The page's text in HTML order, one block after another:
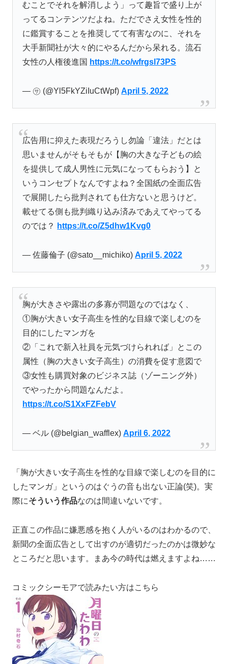
むことでそれを解消しよう」って趣旨で盛り上が
ってるコンテンツだよね。ただでさえ女性を性的
に鑑賞することを推奨してて有害なのに、それを
大手新聞社が大々的にやるんだから呆れる。流石
女性の人権後進国 https://t.co/wfrgsl73PS
— ㋚ (@Yl5FkYZiIuCtWpf)April 5, 2022
広告用に抑えた表現だろうし勿論「違法」だとは
思いませんがそもそもが【胸の大きな子どもの絵
を提供して成人男性に元気になってもらおう】と
いうコンセプトなんですよね？全国紙の全面広告
で展開したら批判されても仕方ないと思うけど。
載せてる側も批判織り込み済みであえてやってる
のでは？
https://t.co/Z5dhw1Kvg0
— 佐藤倫子 (@sato__michiko)April 5, 2022
胸が大きさや露出の多寡が問題なのではなく、
①胸が大きい女子高生を性的な目線で楽しむのを
目的にしたマンガを
②「これで新入社員を元気づけられれば」とこの
属性（胸の大きい女子高生）の消費を促す意図で
③女性も購買対象のビジネス誌（ゾーニング外）
でやったから問題なんだよ。
https://t.co/S1XxFZFebV
— ベル (@belgian_wafflex)April 6, 2022
「胸が大きい女子高生を性的な目線で楽しむのを目的に
したマンガ」というのはぐうの音も出ない正論(笑)。実
際にそういう作品なのは間違いないです。
正直この作品に嫌悪感を抱く人がいるのはわかるので、
新聞の全面広告として出すのが適切だったのかは微妙な
ところだと思います。まあ今の時代は燃えますよね……
コミックシーモアで読みたい方はこちら